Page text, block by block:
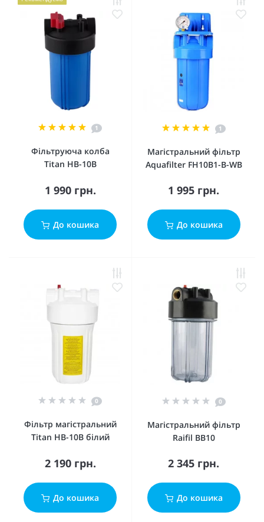
1
Фільтруюча колба
Titan HB-10B
1 990 грн.
До кошика
1
Магістральний фільтр
Aquafilter FH10B1-B-WB
1 995 грн.
До кошика
0
Фільтр магістральний
Titan HB-10B білий
2 190 грн.
До кошика
0
Магістральний фільтр
Raifil BB10
2 345 грн.
До кошика